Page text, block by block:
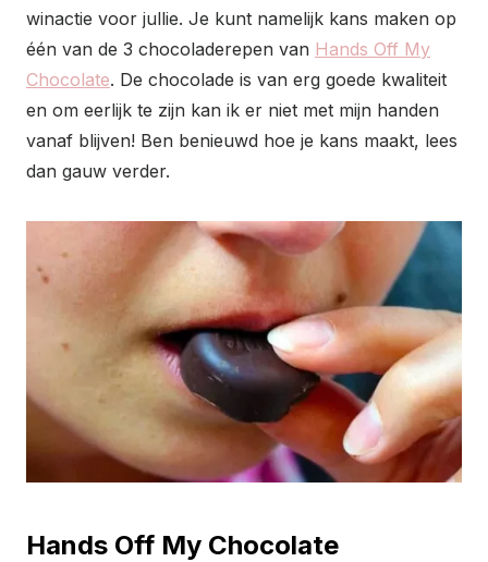
winactie voor jullie. Je kunt namelijk kans maken op
één van de 3 chocoladerepen van Hands Off My
Chocolate. De chocolade is van erg goede kwaliteit
en om eerlijk te zijn kan ik er niet met mijn handen
vanaf blijven! Ben benieuwd hoe je kans maakt, lees
dan gauw verder.
Hands Off My Chocolate